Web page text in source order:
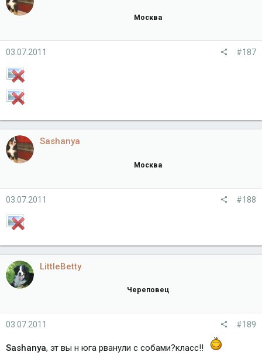
Москва
03.07.2011 #187
Sashanya
Москва
03.07.2011 #188
LittleBetty
Череповец
03.07.2011 #189
Sashanya, эт вы н юга рванули с собами?класс!!